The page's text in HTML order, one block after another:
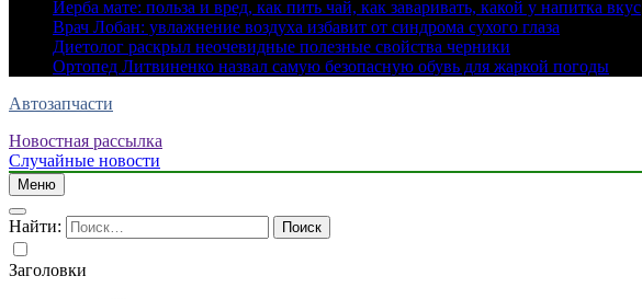
Йерба мате: польза и вред, как пить чай, как заваривать, какой у напитка вкус
Врач Лобан: увлажнение воздуха избавит от синдрома сухого глаза
Диетолог раскрыл неочевидные полезные свойства черники
Ортопед Литвиненко назвал самую безопасную обувь для жаркой погоды
Автозапчасти
Новостная рассылка
Случайные новости
Меню
Найти:
Заголовки